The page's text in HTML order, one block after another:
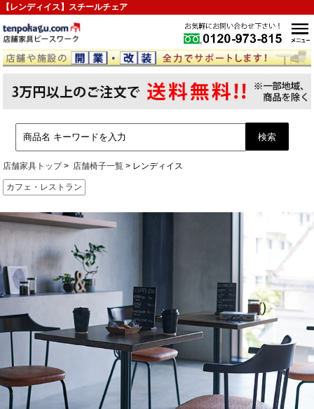
【レンディイス】スチールチェア
店舗家具トップ 店舗椅子一覧 レンディイス
カフェ・レストラン